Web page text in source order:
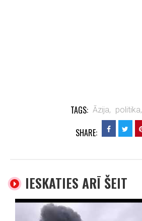
TAGS: Āzija, politika,
SHARE:
IESKATIES ARĪ ŠEIT